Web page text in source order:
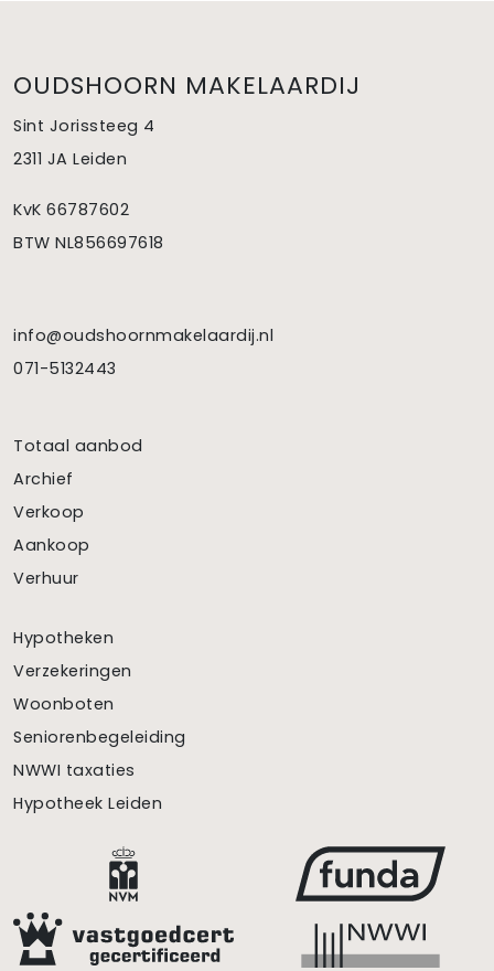
OUDSHOORN MAKELAARDIJ
Sint Jorissteeg 4
2311 JA Leiden
KvK 66787602
BTW NL856697618
info@oudshoornmakelaardij.nl
071-5132443
Totaal aanbod
Archief
Verkoop
Aankoop
Verhuur
Hypotheken
Verzekeringen
Woonboten
Seniorenbegeleiding
NWWI taxaties
Hypotheek Leiden